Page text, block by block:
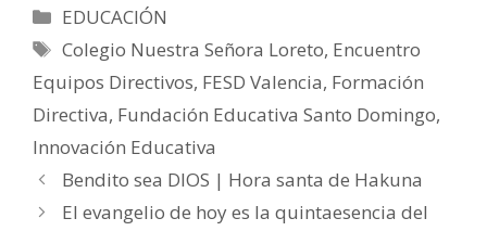
Categorías
EDUCACIÓN
Etiquetas
Colegio Nuestra Señora Loreto, Encuentro
Equipos Directivos, FESD Valencia, Formación
Directiva, Fundación Educativa Santo Domingo,
Innovación Educativa
Bendito sea DIOS | Hora santa de Hakuna
El evangelio de hoy es la quintaesencia del